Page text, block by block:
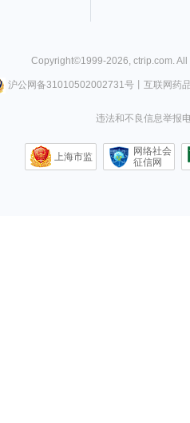
Copyright©1999-2026, ctrip.com.
沪公网备31010502002731号丨 互联网药
违法和不良信息举报
上海市监
网络社会
征信网